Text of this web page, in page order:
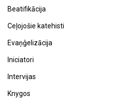
Beatifikācija
Ceļojošie katehisti
Evaņģelizācija
Iniciatori
Intervijas
Knygos